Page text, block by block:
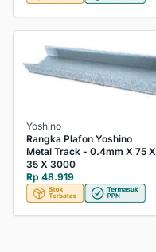
Yoshino
Rangka Plafon Yoshino
Metal Track - 0.4mm X 75 X
35 X 3000
Rp 48.919